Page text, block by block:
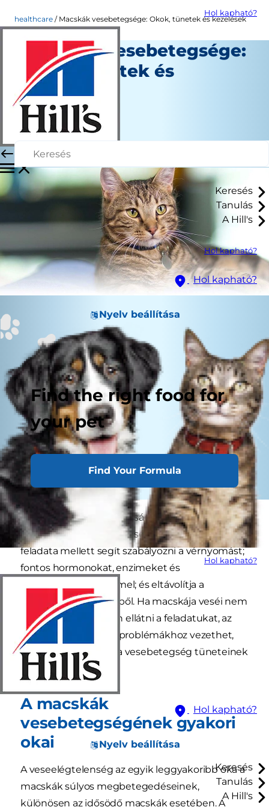
Hol kapható?
Keresés
Tanulás
A Hill's
Hol kapható?
Hol kapható?
Nyelv beállítása
Find the right food for
your pet
Find Your Formula
Hol kapható?
Hol kapható?
Nyelv beállítása
Keresés
Tanulás
A Hill's
healthcare Macskák vesebetegsége: Okok, tünetek és kezelések
Macskák vesebetegsége:
Okok, tünetek és
kezelések
Egészség
Személyzet Szerző
|
Augusztus 01, 2024
Macskája veséi létfontosságú szerepet játszanak
egészségének megőrzésében. A vese számos
feladata mellett segít szabályozni a vérnyomást;
fontos hormonokat, enzimeket és
vörösvértesteket termel; és eltávolítja a
salakanyagokat a vérből. Ha macskája veséi nem
képesek megfelelően ellátni a feladatukat, az
súlyos, életveszélyes problémákhoz vezethet,
ezért nagyon fontos a vesebetegség tüneteinek
ismerete.
A macskák
vesebetegségének gyakori
okai
A veseelégtelenség az egyik leggyakoribb oka a
macskák súlyos megbetegedéseinek,
különösen az idősödő macskák esetében. A